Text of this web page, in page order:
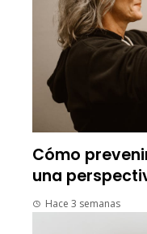
Cómo
una
Hace 3 semanas